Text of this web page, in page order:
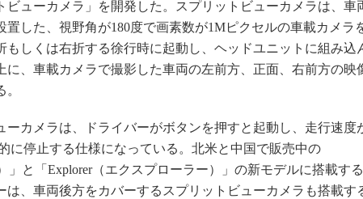
インダストリー4.0
イノベーション
製造業ビッグデータ
植物工場
知財マネジメント
海外生産
ビューカメラ」を開発した。スプリットビューカメラは、車
置した、視野角が180度で画素数が1Mピクセルの車載カメラ
もしくは右折する徐行時に起動し、ヘッドユニットに組み込
に、車載カメラで撮影した車両の左前方、正面、右前方の映
カメラは、ドライバーがボタンを押すと起動し、走行速度
に停止する仕様になっている。北米と中国で販売中の
」と「Explorer（エクスプローラー）」の新モデルに搭載す
は、車両後方をカバーするスプリットビューカメラも搭載す